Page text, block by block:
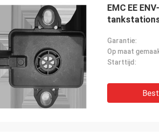
EMC EE
Garantie:
Starttijd: